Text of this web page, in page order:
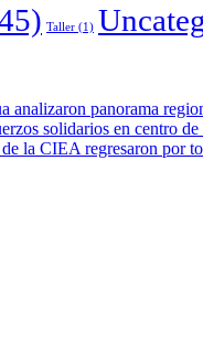
Taller (1)
analizaron panorama
solidarios en centro
la CIEA regresaron por